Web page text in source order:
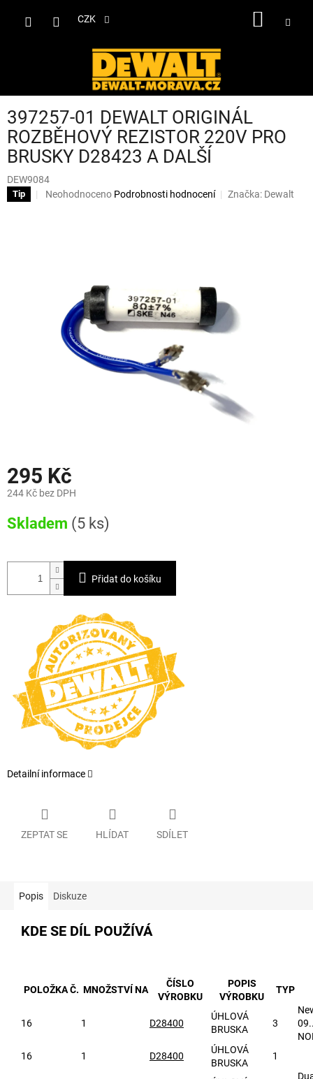
CZK
397257-01 DEWALT ORIGINÁL
ROZBĚHOVÝ REZISTOR 220V PRO
BRUSKY D28423 A DALŠÍ
DEW9084
Tip
Průměrné
Neohodnoceno Podrobnosti hodnocení Značka: Dewalt
295 Kč
244 Kč bez DPH
cena:
Skladem (5 ks)
Přidat do košíku
Detailní informace
ZEPTAT SE HLÍDAT SDÍLET
Popis Diskuze
KDE SE DÍL POUŽÍVÁ
POLOŽKA Č. MNOŽSTVÍ NA
ČÍSLO
VÝROBKU
POPIS
VÝROBKU
TYP
16 1 D28400
ÚHLOVÁ
BRUSKA
3
16
1 D28400
ÚHLOVÁ
BRUSKA
1